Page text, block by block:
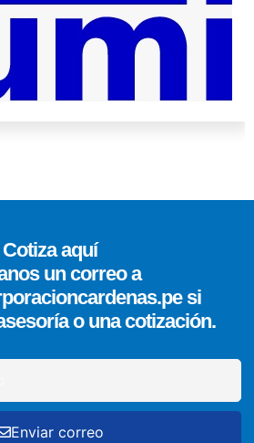
Cotiza aquí
un correo a
si
o una cotización.
Enviar correo